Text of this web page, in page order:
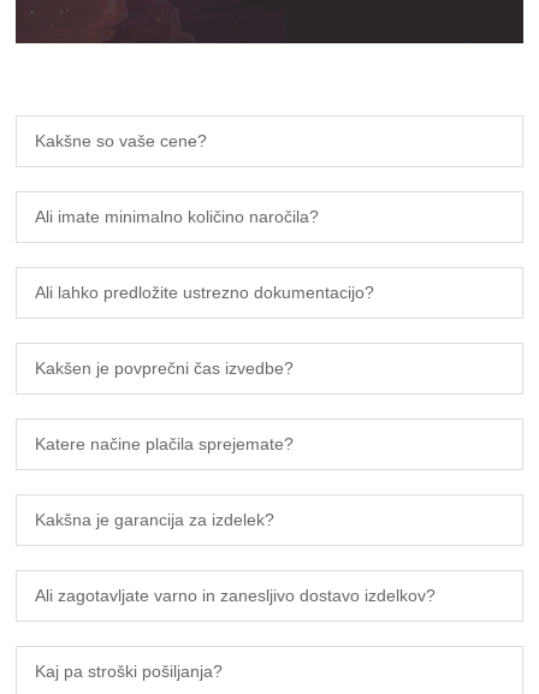
Kakšne so vaše cene?
Ali imate minimalno količino naročila?
Ali lahko predložite ustrezno dokumentacijo?
Kakšen je povprečni čas izvedbe?
Katere načine plačila sprejemate?
Kakšna je garancija za izdelek?
Ali zagotavljate varno in zanesljivo dostavo izdelkov?
Kaj pa stroški pošiljanja?